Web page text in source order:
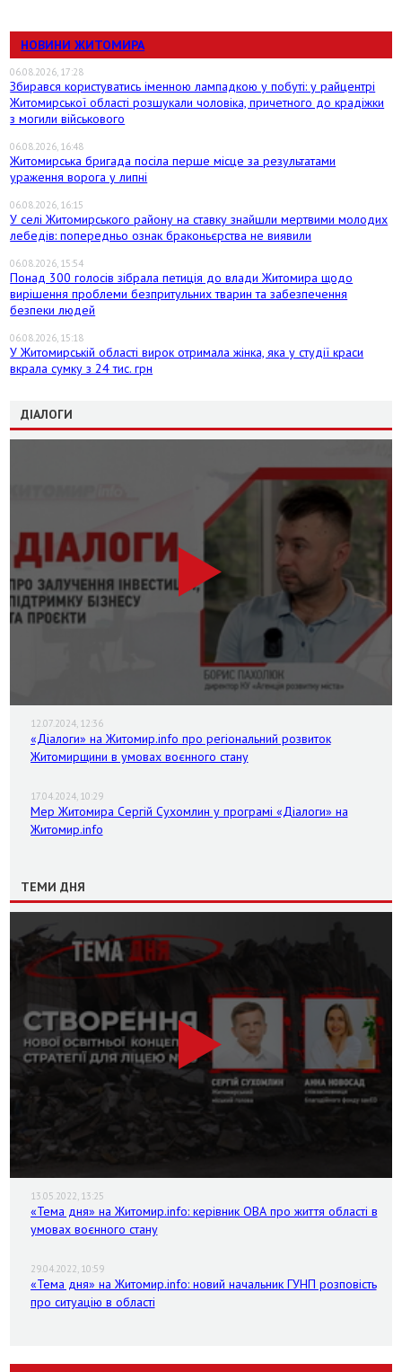
НОВИНИ ЖИТОМИРА
06.08.2026, 17:28
Збирався користуватись іменною лампадкою у побуті: у райцентрі
Житомирської області розшукали чоловіка, причетного до крадіжки
з могили військового
06.08.2026, 16:48
Житомирська бригада посіла перше місце за результатами
ураження ворога у липні
06.08.2026, 16:15
У селі Житомирського району на ставку знайшли мертвими молодих
лебедів: попередньо ознак браконьєрства не виявили
06.08.2026, 15:54
Понад 300 голосів зібрала петиція до влади Житомира щодо
вирішення проблеми безпритульних тварин та забезпечення
безпеки людей
06.08.2026, 15:18
У Житомирській області вирок отримала жінка, яка у студії краси
вкрала сумку з 24 тис. грн
ДІАЛОГИ
12.07.2024, 12:36
«Діалоги» на Житомир.info про регіональний розвиток
Житомирщини в умовах воєнного стану
17.04.2024, 10:29
Мер Житомира Сергій Сухомлин у програмі «Діалоги» на
Житомир.info
ТЕМИ ДНЯ
13.05.2022, 13:25
«Тема дня» на Житомир.info: керівник ОВА про життя області в
умовах воєнного стану
29.04.2022, 10:59
«Тема дня» на Житомир.info: новий начальник ГУНП розповість
про ситуацію в області